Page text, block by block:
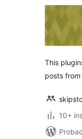
This
posts
10+